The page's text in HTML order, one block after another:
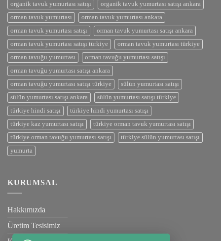
organik tavuk yumurtası satışı
organik tavuk yumurtası satışı ankara
orman tavuk yumurtası
orman tavuk yumurtası ankara
orman tavuk yumurtası satışı
orman tavuk yumurtası satışı ankara
orman tavuk yumurtası satışı türkiye
orman tavuk yumurtası türkiye
orman tavuğu yumurtası
orman tavuğu yumurtası satışı
orman tavuğu yumurtası satışı ankara
orman tavuğu yumurtası satışı türkiye
sülün yumurtası satışı
sülün yumurtası satışı ankara
sülün yumurtası satışı türkiye
türkiye hindi satışı
türkiye hindi yumurtası satışı
türkiye kaz yumurtası satışı
türkiye orman tavuk yumurtası satışı
türkiye orman tavuğu yumurtası satışı
türkiye sülün yumurtası satışı
yumurta
KURUMSAL
Hakkımızda
Üretim Tesisimiz